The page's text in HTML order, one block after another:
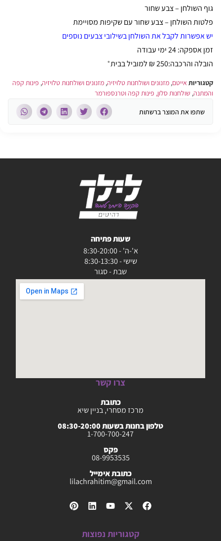
גוף השולחן – צבע שחור
פלטות השולחן – צבע שחור עם שקיפות מסויימת
יש אפשרות לקבל את השולחן בשילובי צבעים נוספים
זמן אספקה: 24 ימי עבודה
הובלה והרכבה:250 ₪ למוביל בבית
*
קטגוריות אייטם, מזנונים ושולחנות טלויזיה, מזנונים ושולחנות טלויזיה, פינות קפה
והמתנה, שולחנות סלון, פינות קפה וטרנספורמר
שתפו את המוצר ברשתות
שעות פתיחה
א'-ה' - 8:30-20:00
שישי - 8:30-13:30
שבת - סגור
צרו קשר
כתובת
מרכז מסחרי, בניין שיא
טלפון בחנות בשעות 08:30-20:00
1-700-700-247
פקס
08-9953535
כתובת אימייל
lilachrahitim@gmail.com
קטגוריות נפוצות